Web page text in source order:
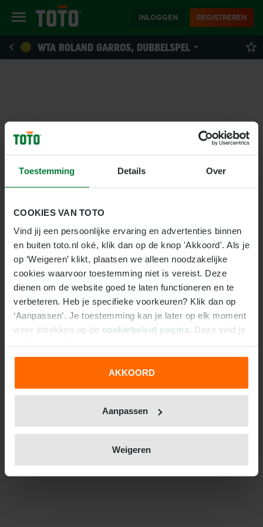
Toestemming Details Over
COOKIES VAN TOTO
Vind jij een persoonlijke ervaring en advertenties binnen
en buiten toto.nl oké, klik dan op de knop 'Akkoord'. Als je
op ‘Weigeren’ klikt, plaatsen we alleen noodzakelijke
cookies waarvoor toestemming niet is vereist. Deze
dienen om de website goed te laten functioneren en te
verbeteren. Heb je specifieke voorkeuren? Klik dan op
‘Aanpassen’. Je toestemming kan je later op elk moment
weer intrekken op de cookiebeleid pagina . Deze vind je
We werken samen met31 derdendie uw gegevens
AKKOORD
Aanpassen
Weigeren
INLOGGEN REGISTREREN
WTA ROLAND GARROS, DUBBELSPEL